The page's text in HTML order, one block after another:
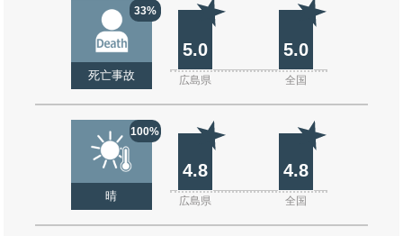
33%
死亡事故
5.0 5.0
広島県 全国
100%
晴
4.8 4.8
広島県 全国